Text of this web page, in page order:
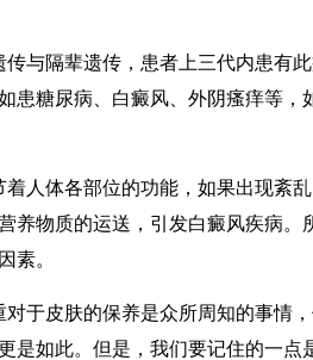
隔辈遗传，患者上三代内患有此
患糖尿病、白癜风、外阴瘙痒等
体各部位的功能，如果出现紊乱
养物质的运送，引发白癜风疾病
素。
皮肤的保养是众所周知的事情
是如此。但是，我们要记住的一